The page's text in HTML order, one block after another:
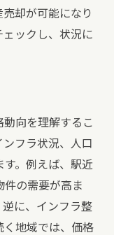
却が可能になり
ックし、状況に
向を理解するこ
フラ状況、人口
。例えば、駅近
の需要が高ま
に、インフラ整
く地域では、価格